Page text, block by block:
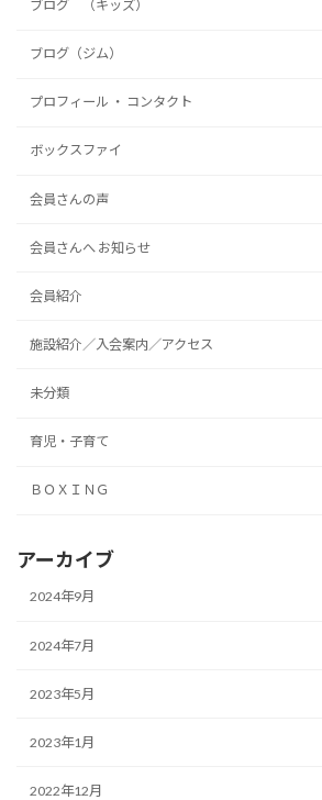
ブログ （キッズ）
ブログ（ジム）
プロフィール ・ コンタクト
ボックスファイ
会員さんの声
会員さんへ お知らせ
会員紹介
施設紹介／入会案内／アクセス
未分類
育児・子育て
ＢＯＸＩＮＧ
アーカイブ
2024年9月
2024年7月
2023年5月
2023年1月
2022年12月